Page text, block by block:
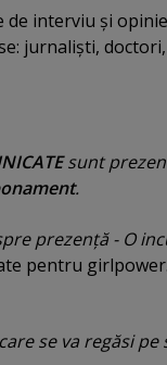
interviu şi
jurnalişti,
sunt
.
prezenţă - O
pentru
se va regăsi pe